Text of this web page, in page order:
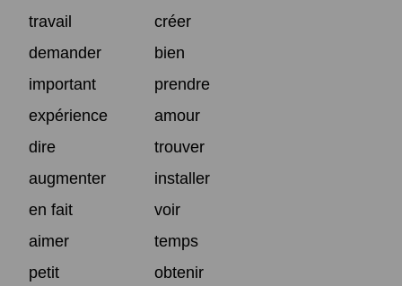
travail
créer
demander
bien
important
prendre
expérience
amour
dire
trouver
augmenter
installer
en fait
voir
aimer
temps
petit
obtenir